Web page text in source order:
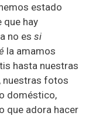
estado
que hay
no es si
la amamos
hasta nuestras
nuestras fotos
doméstico,
que adora hacer